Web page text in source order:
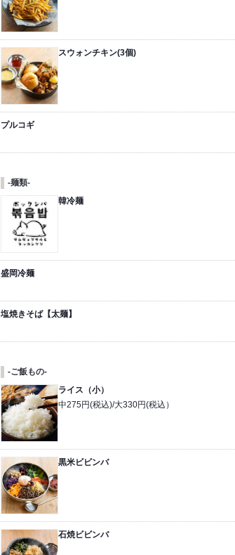
スウォンチキン(3個)
プルコギ
-麺類-
韓冷麺
盛岡冷麺
塩焼きそば【太麺】
-ご飯もの-
ライス（小）
中275円(税込)/大330円(税込）
黒米ビビンバ
石焼ビビンバ